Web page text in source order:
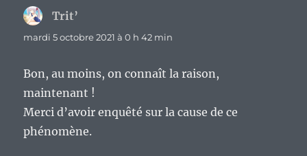
Trit’
mardi 5 octobre 2021 à 0 h 42 min
Bon, au moins, on connaît la raison,
maintenant !
Merci d’avoir enquêté sur la cause de ce
phénomène.